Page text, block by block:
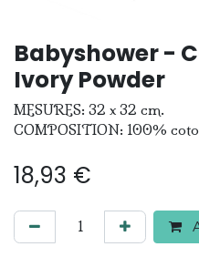
Babyshower -
Ivory Powder
MESURES: 32 x 32 cm.
COMPOSITION: 100%
18,93 €